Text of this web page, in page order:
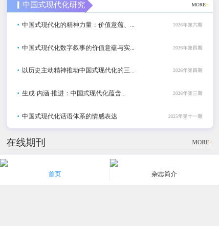
▎中国式现代化研究 MORE+
• 中国式现代化的精神力量：价值意蕴、... 2026年第六期
• 中国式现代化数字叙事的价值意蕴与实... 2026年第四期
• 以历史主动精神推动中国式现代化的三... 2026年第四期
• 生成·内涵·推进：中国式现代化蕴含... 2026年第三期
• 中国式现代化话语体系的情感表达 2025年第十一期
在线期刊 MORE+
首页 杂志简介